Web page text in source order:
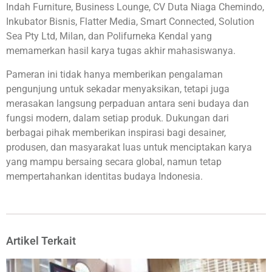
Indah Furniture, Business Lounge, CV Duta Niaga Chemindo,
Inkubator Bisnis, Flatter Media, Smart Connected, Solution
Sea Pty Ltd, Milan, dan Polifurneka Kendal yang
memamerkan hasil karya tugas akhir mahasiswanya.
Pameran ini tidak hanya memberikan pengalaman
pengunjung untuk sekadar menyaksikan, tetapi juga
merasakan langsung perpaduan antara seni budaya dan
fungsi modern, dalam setiap produk. Dukungan dari
berbagai pihak memberikan inspirasi bagi desainer,
produsen, dan masyarakat luas untuk menciptakan karya
yang mampu bersaing secara global, namun tetap
mempertahankan identitas budaya Indonesia.
Artikel Terkait